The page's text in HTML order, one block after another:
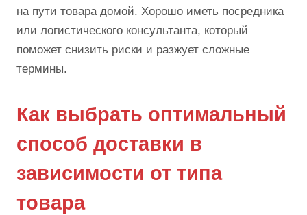
на пути товара домой. Хорошо иметь посредника
или логистического консультанта, который
поможет снизить риски и разжует сложные
термины.
Как выбрать оптимальный
способ доставки в
зависимости от типа
товара